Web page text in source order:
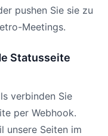
pushen Sie sie zu
Meetings.
Statusseite
verbinden Sie
per Webhook.
unsere Seiten im